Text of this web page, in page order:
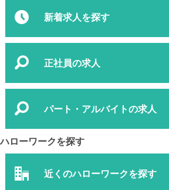
新着求人を探す
正社員の求人
パート・アルバイトの求人
ハローワークを探す
近くのハローワークを探す